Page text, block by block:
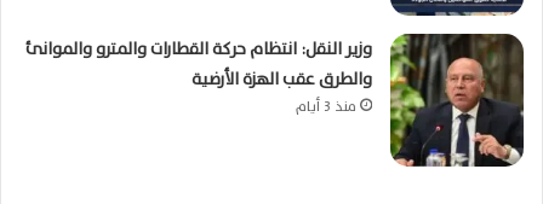
وزير النقل: انتظام حركة القطارات والمترو والموانئ
والطرق عقب الهزة الأرضية
منذ 3 أيام